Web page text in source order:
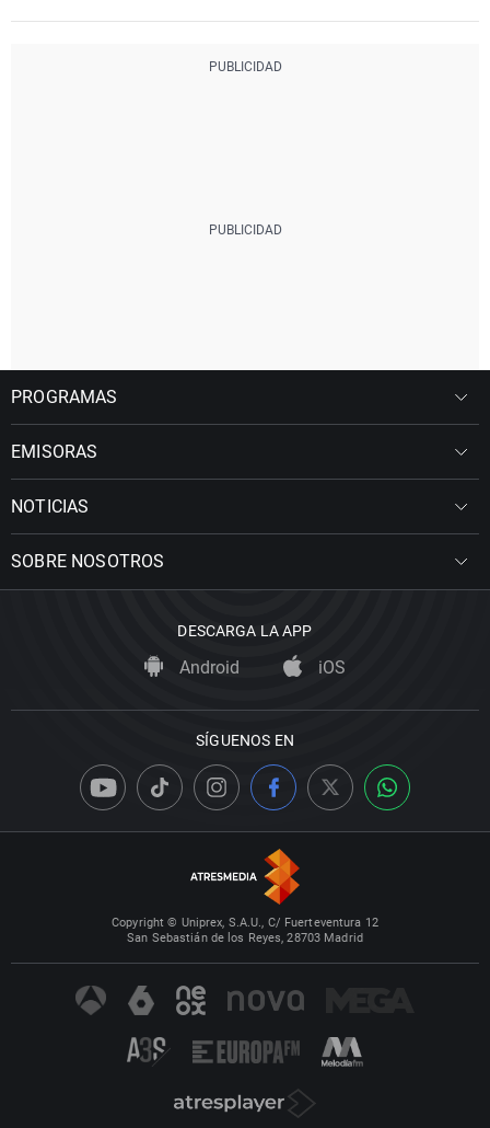
PROGRAMAS
EMISORAS
NOTICIAS
SOBRE NOSOTROS
DESCARGA LA APP
Android iOS
SÍGUENOS EN
Copyright © Uniprex, S.A.U., C/ Fuerteventura 12
San Sebastián de los Reyes, 28703 Madrid